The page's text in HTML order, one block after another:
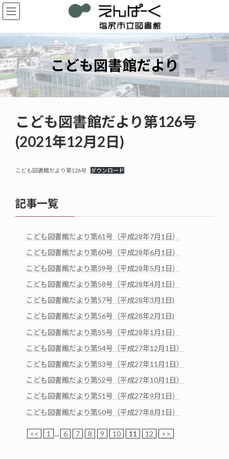
コ
ン
ン
ツ
へ
ス
キ
ッ
プ
ナ
ビ
ー
シ
ョ
ン
に
移
動
こども図書館だより
こども図書館だより第126号
(2021年12月2日)
こども図書館だより第126号 ダウンロード
記事一覧
こども図書館だより第61号（平成28年7月1日）
こども図書館だより第60号（平成28年6月1日）
こども図書館だより第59号（平成28年5月1日）
こども図書館だより第58号（平成28年4月1日）
こども図書館だより第57号（平成28年3月1日)
こども図書館だより第56号（平成28年2月1日)
こども図書館だより第55号（平成28年1月1日）
こども図書館だより第54号（平成27年12月1日）
こども図書館だより第53号（平成27年11月1日）
こども図書館だより第52号（平成27年10月1日）
こども図書館だより第51号（平成27年9月1日）
こども図書館だより第50号（平成27年8月1日）
<< 1 ... 6 7 8 9 10 11 12 >>